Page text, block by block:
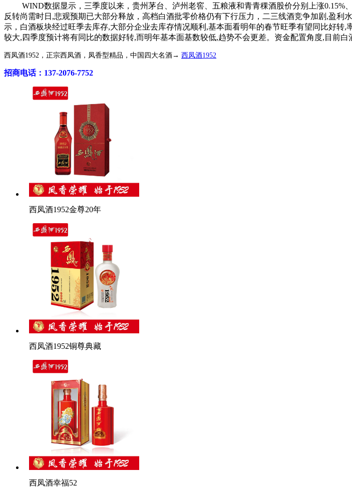
WIND数据显示，三季度以来，贵州茅台、泸州老窖、五粮液和青青稞酒股价分别上涨0.15%
反转尚需时日,悲观预期已大部分释放，高档白酒批零价格仍有下行压力，二三线酒竞争加剧,盈
示，白酒板块经过旺季去库存,大部分企业去库存情况顺利,基本面看明年的春节旺季有望同比好
较大,四季度预计将有同比的数据好转,而明年基本面基数较低,趋势不会更差。资金配置角度,目前
西凤酒1952，正宗西凤酒，凤香型精品，中国四大名酒→ 西凤酒1952
招商电话：137-2076-7752
西凤酒1952金尊20年
西凤酒1952铜尊典藏
西凤酒幸福52